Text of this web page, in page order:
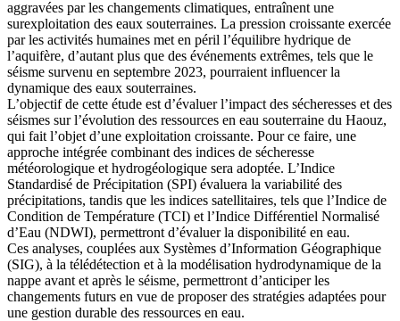
aggravées par les changements climatiques, entraînent une
surexploitation des eaux souterraines. La pression croissante exercée
par les activités humaines met en péril l’équilibre hydrique de
l’aquifère, d’autant plus que des événements extrêmes, tels que le
séisme survenu en septembre 2023, pourraient influencer la
dynamique des eaux souterraines.
L’objectif de cette étude est d’évaluer l’impact des sécheresses et des
séismes sur l’évolution des ressources en eau souterraine du Haouz,
qui fait l’objet d’une exploitation croissante. Pour ce faire, une
approche intégrée combinant des indices de sécheresse
météorologique et hydrogéologique sera adoptée. L’Indice
Standardisé de Précipitation (SPI) évaluera la variabilité des
précipitations, tandis que les indices satellitaires, tels que l’Indice de
Condition de Température (TCI) et l’Indice Différentiel Normalisé
d’Eau (NDWI), permettront d’évaluer la disponibilité en eau.
Ces analyses, couplées aux Systèmes d’Information Géographique
(SIG), à la télédétection et à la modélisation hydrodynamique de la
nappe avant et après le séisme, permettront d’anticiper les
changements futurs en vue de proposer des stratégies adaptées pour
une gestion durable des ressources en eau.